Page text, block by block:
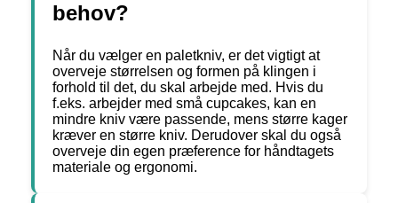
behov?
Når du vælger en paletkniv, er det vigtigt at
overveje størrelsen og formen på klingen i
forhold til det, du skal arbejde med. Hvis du
f.eks. arbejder med små cupcakes, kan en
mindre kniv være passende, mens større kager
kræver en større kniv. Derudover skal du også
overveje din egen præference for håndtagets
materiale og ergonomi.